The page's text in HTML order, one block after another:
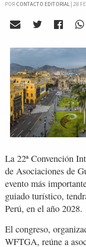
POR CONTACTO EDITORIAL| 28
La 22ª Convención
de Asociaciones de
evento más
guiado turístico,
Perú, en el año 2028.
El congreso,
WFTGA, reúne a